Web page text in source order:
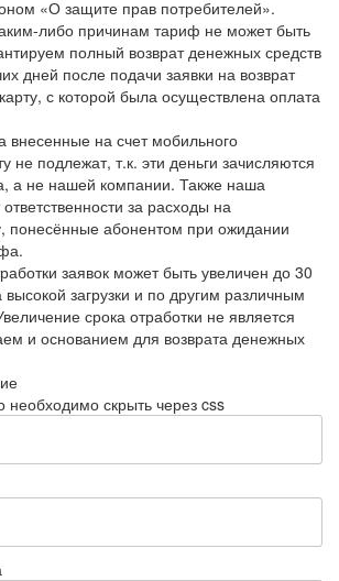
«О защите прав потребителей».
либо причинам тариф не может быть
полный возврат денежных средств
дней после подачи заявки на возврат
с которой была осуществлена оплата
внесенные на счет мобильного
не подлежат, т.к. эти деньги зачисляются
а не нашей компании. Также наша
за расходы на
понесённые абонентом при ожидании
заявок может быть увеличен до 30
загрузки и по другим различным
срока отработки не является
и основанием для возврата денежных
необходимо скрыть через css